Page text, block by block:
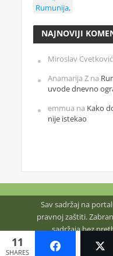
NAJNOVIJI
Miroslav Cvetković
Anamarija Zna
uvode dnevno
emmua na Kako
nije istekao
Sav sadržaj na
pravnoj zaštiti.
sadržaja bez
11
SHARES